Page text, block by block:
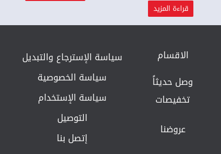
قراءة المزيد
الاقسام
وصل حديثاً
تخفيصات
عروضنا
سياسة الإسترجاع والتبديل​
سياسة الخصوصية
سياسة الإستخدام
التوصيل
إتصل بنا